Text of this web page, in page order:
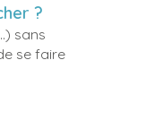
?
sans
se faire